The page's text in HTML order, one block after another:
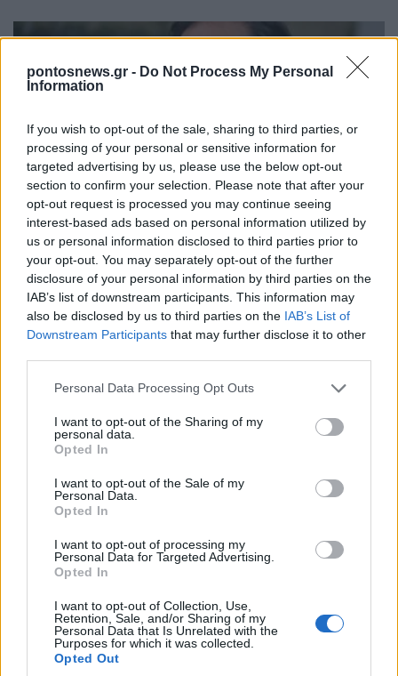
pontosnews.gr - Do Not Process My Personal
Information
If you wish to opt-out of the sale, sharing to third parties, or
processing of your personal or sensitive information for
targeted advertising by us, please use the below opt-out
section to confirm your selection. Please note that after your
opt-out request is processed you may continue seeing
interest-based ads based on personal information utilized by
us or personal information disclosed to third parties prior to
your opt-out. You may separately opt-out of the further
disclosure of your personal information by third parties on the
IAB’s list of downstream participants. This information may
also be disclosed by us to third parties on the IAB’s List of
Downstream Participants that may further disclose it to other
Please note that this website/app uses one or more Google
not limited to your visit or usage behaviour. You may click to
grant or deny consent to Google and its third-party tags to
use your data for below specified purposes in below Google
consent section.
Personal Data Processing Opt Outs
I want to opt-out of the Sharing of my
personal data.
Opted In
I want to opt-out of the Sale of my
Personal Data.
Opted In
I want to opt-out of processing my
Personal Data for Targeted Advertising.
Opted In
I want to opt-out of Collection, Use,
Retention, Sale, and/or Sharing of my
Personal Data that Is Unrelated with the
Purposes for which it was collected.
Opted Out
ΚΟΣΜΟΣ
Η Ισπανία επαναφέρει τους συνοριακούς
ελέγχους για ταξιδιώτες από την Ιταλία
7/08/2026 - 11:57μμ
ΚΟΣΜΟΣ
ΗΠΑ: Η Γερουσία ενέκρινε νέες κυρώσεις κατά
της Ρωσίας για τους υδρογονάνθρακες